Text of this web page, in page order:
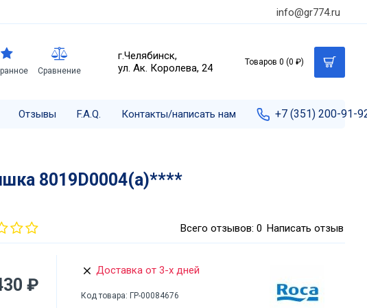
info@gr774.ru
Сравнение
г.Челябинск,
ул. Ак. Королева, 24
Товаров 0 (0 ₽)
Отзывы F.A.Q. Контакты/написать нам +7 (351) 200-91-
8019D0004(а)****
Всего отзывов: 0 Написать отзыв
₽
Доставка от 3-х дней
Код товара: ГР-00084676